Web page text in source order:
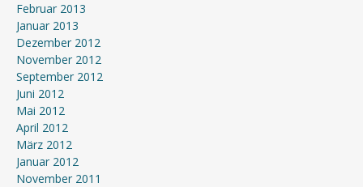
Februar 2013
Januar 2013
Dezember 2012
November 2012
September 2012
Juni 2012
Mai 2012
April 2012
März 2012
Januar 2012
November 2011